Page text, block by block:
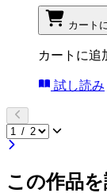
カート
カートに追
試し読み
この作品